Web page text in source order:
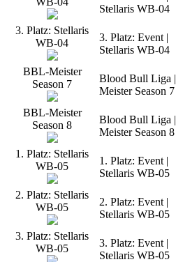
Stellaris WB-04
3. Platz: Stellaris
WB-04
3. Platz: Event |
Stellaris WB-04
BBL-Meister
Season 7
Blood Bull Liga |
Meister Season 7
BBL-Meister
Season 8
Blood Bull Liga |
Meister Season 8
1. Platz: Stellaris
WB-05
1. Platz: Event |
Stellaris WB-05
2. Platz: Stellaris
WB-05
2. Platz: Event |
Stellaris WB-05
3. Platz: Stellaris
WB-05
3. Platz: Event |
Stellaris WB-05